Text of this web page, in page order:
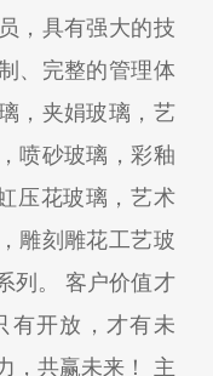
，具有强大的技
、完整的管理体
，夹娟玻璃，艺
喷砂玻璃，彩釉
压花玻璃，艺术
雕刻雕花工艺玻
列。 客户价值才
有开放，才有未
，共赢未来！ 主